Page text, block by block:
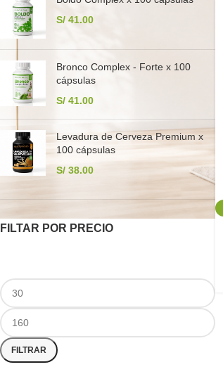
S/ 41.00
Bronco Complex - Forte x 100
cápsulas
S/ 41.00
Levadura de Cerveza Premium x
100 cápsulas
S/ 38.00
FILTAR POR PRECIO
FILTRAR